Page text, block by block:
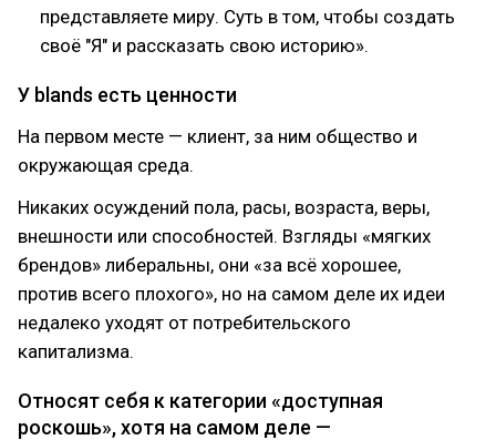
представляете миру. Суть в том, чтобы создать
своё "Я" и рассказать свою историю».
У blands есть ценности
На первом месте — клиент, за ним общество и
окружающая среда.
Никаких осуждений пола, расы, возраста, веры,
внешности или способностей. Взгляды «мягких
брендов» либеральны, они «за всё хорошее,
против всего плохого», но на самом деле их идеи
недалеко уходят от потребительского
капитализма.
Относят себя к категории «доступная
роскошь», хотя на самом деле —